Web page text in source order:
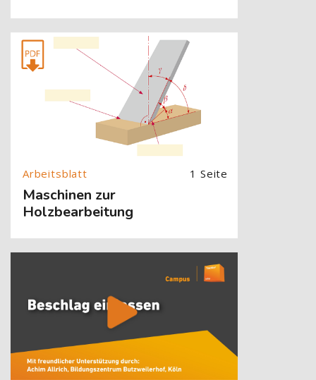
[Cocoon] About (Text with Image) überspringen
1 Seite
Maschinen zur
Holzbearbeitung
[Cocoon] About (Text with Image) überspringen